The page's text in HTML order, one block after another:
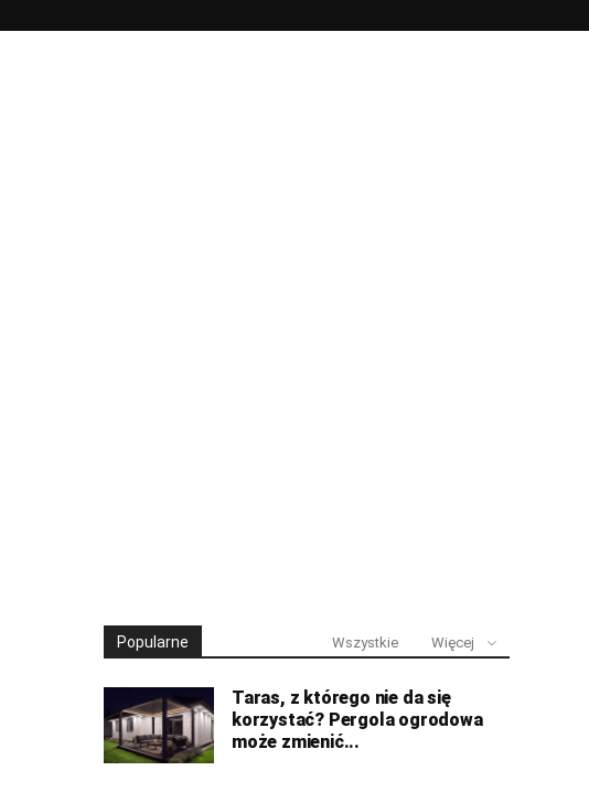
Popularne Wszystkie Więcej
Taras, z którego nie da się
korzystać? Pergola ogrodowa
może zmienić...